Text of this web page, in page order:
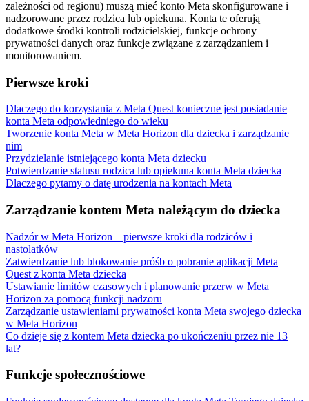
zależności od regionu) muszą mieć konto Meta skonfigurowane i
nadzorowane przez rodzica lub opiekuna. Konta te oferują
dodatkowe środki kontroli rodzicielskiej, funkcje ochrony
prywatności danych oraz funkcje związane z zarządzaniem i
monitorowaniem.
Pierwsze kroki
Dlaczego do korzystania z Meta Quest konieczne jest posiadanie
konta Meta odpowiedniego do wieku
Tworzenie konta Meta w Meta Horizon dla dziecka i zarządzanie
nim
Przydzielanie istniejącego konta Meta dziecku
Potwierdzanie statusu rodzica lub opiekuna konta Meta dziecka
Dlaczego pytamy o datę urodzenia na kontach Meta
Zarządzanie kontem Meta należącym do dziecka
Nadzór w Meta Horizon – pierwsze kroki dla rodziców i
nastolatków
Zatwierdzanie lub blokowanie próśb o pobranie aplikacji Meta
Quest z konta Meta dziecka
Ustawianie limitów czasowych i planowanie przerw w Meta
Horizon za pomocą funkcji nadzoru
Zarządzanie ustawieniami prywatności konta Meta swojego dziecka
w Meta Horizon
Co dzieje się z kontem Meta dziecka po ukończeniu przez nie 13
lat?
Funkcje społecznościowe